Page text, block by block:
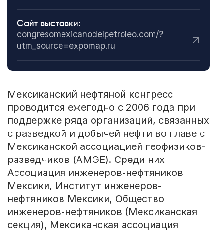
Сайт выставки:
congresomexicanodelpetroleo.com/?
utm_source=expomap.ru
Мексиканский нефтяной конгресс
проводится ежегодно с 2006 года при
поддержке ряда организаций, связанных
с разведкой и добычей нефти во главе с
Мексиканской ассоциацией геофизиков-
разведчиков (AMGE). Среди них
Ассоциация инженеров-нефтяников
Мексики, Институт инженеров-
нефтяников Мексики, Общество
инженеров-нефтяников (Мексиканская
секция), Мексиканская ассоциация